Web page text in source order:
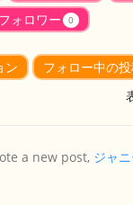
フォロワー 0
ン フォロー中の
a new post, ジャ